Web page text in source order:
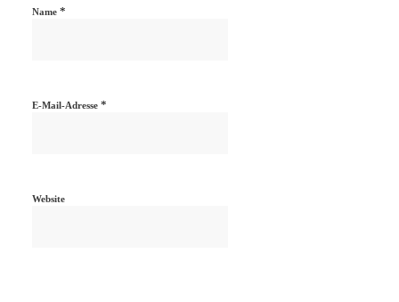
Name *
E-Mail-Adresse *
Website